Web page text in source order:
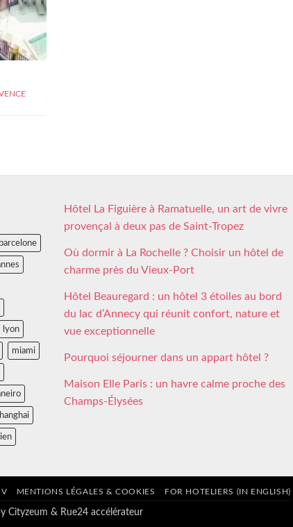
barcelone
lyon
miami
Hôtel La Figuière à Ramatuelle, un art de vivre
provençal à deux pas de Saint-Tropez
Où dormir à La Rochelle ? Choisir un hôtel de
charme près du Vieux-Port
Hôtel Beauregard : un hôtel 3 étoiles au bord
du lac d’Annecy qui réunit confort, nature et
vue exceptionnelle
Pourquoi séjourner dans un appart hôtel ?
Maison Elle Paris : un havre calme proche des
Champs-Élysées
MENTIONS LÉGALES & COOKIES FOR HOTELIERS (IN ENGLISH)
Cityzeum & Rue24 accélérateur